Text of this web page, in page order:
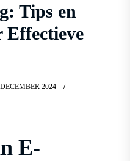
Tips en
Effectieve
2024
E-